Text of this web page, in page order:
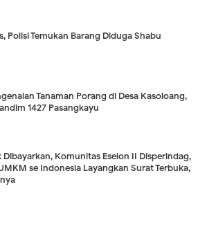
Polisi Temukan Barang Diduga Shabu
Tanaman Porang di Desa Kasoloang,
1427 Pasangkayu
Dibayarkan, Komunitas Eselon II Disperindag,
se Indonesia Layangkan Surat Terbuka,